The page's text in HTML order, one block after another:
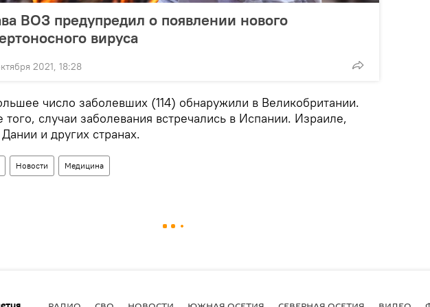
ВОЗ предупредил о появлении нового
вируса
2021, 18:28
число заболевших (114) обнаружили в Великобритании.
того, случаи заболевания встречались в Испании. Израиле,
и других странах.
Новости Медицина